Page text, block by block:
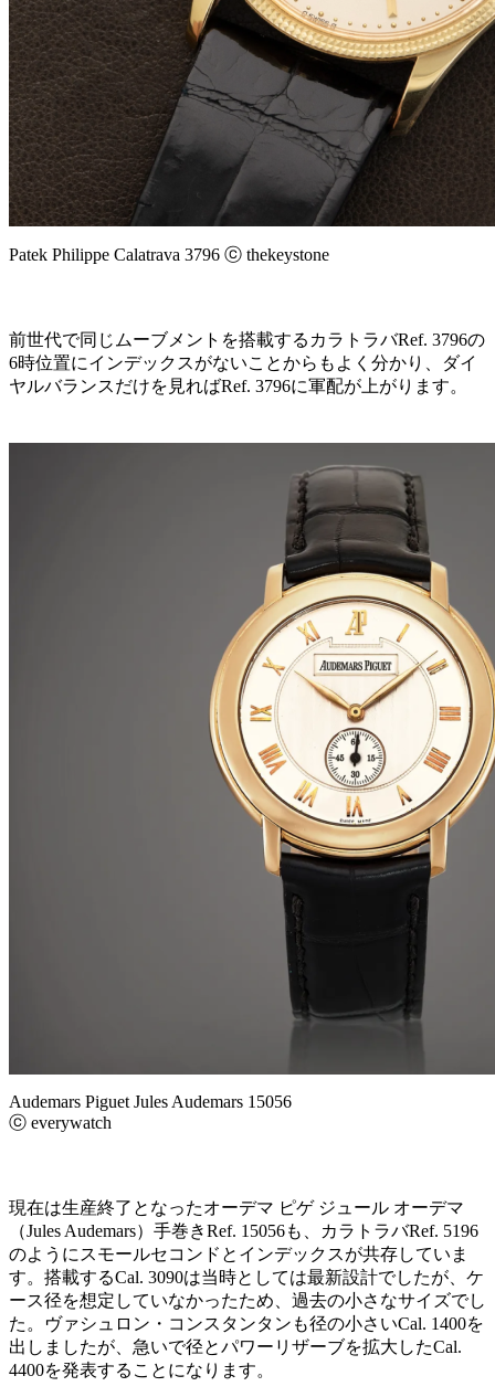
Patek Philippe Calatrava 3796 ⓒ thekeystone
前世代で同じムーブメントを搭載するカラトラバRef. 3796の
6時位置にインデックスがないことからもよく分かり、ダイ
ヤルバランスだけを見ればRef. 3796に軍配が上がります。
Audemars Piguet Jules Audemars 15056
ⓒ everywatch
現在は生産終了となったオーデマ ピゲ ジュール オーデマ
（Jules Audemars）手巻きRef. 15056も、カラトラバRef. 5196
のようにスモールセコンドとインデックスが共存していま
す。搭載するCal. 3090は当時としては最新設計でしたが、ケ
ース径を想定していなかったため、過去の小さなサイズでし
た。ヴァシュロン・コンスタンタンも径の小さいCal. 1400を
出しましたが、急いで径とパワーリザーブを拡大したCal.
4400を発表することになります。